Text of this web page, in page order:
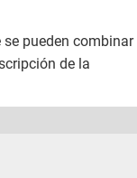
pueden combinar
de la